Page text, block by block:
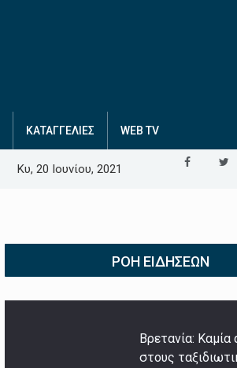
ΚΑΤΑΓΓΕΛΙΕΣ WEB TV
Κυ, 20 Ιουνίου, 2021
ΡΟΉ ΕΙΔΉΣΕΩΝ
Βρετανία: Καμία
στους